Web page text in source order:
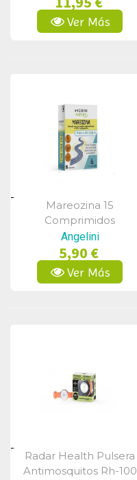
Ver Más
Vista Rápida
Mareozina 15
Comprimidos
Angelini
5,90 €
Ver Más
Vista Rápida
Radar Health Pulsera
Antimosquitos Rh-100